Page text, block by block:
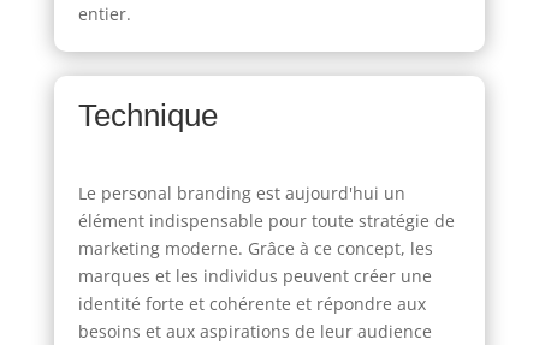
entier.
Technique
Le personal branding est aujourd'hui un
élément indispensable pour toute stratégie de
marketing moderne. Grâce à ce concept, les
marques et les individus peuvent créer une
identité forte et cohérente et répondre aux
besoins et aux aspirations de leur audience